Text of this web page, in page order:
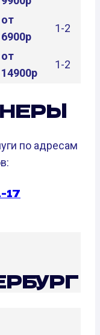
от
6900р
1-2
от
14900р
1-2
по адресам
17